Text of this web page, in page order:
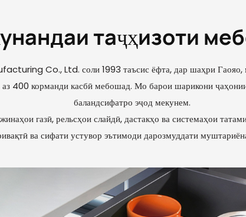
таҷҳизоти
Co., Ltd. соли 1993 таъсис ёфта, дар шаҳри Гаояо,
400 корманди касбӣ мебошад. Мо барои шарикони
баландсифатро эҷод мекунем.
газӣ, рельсҳои слайдӣ, дастакҳо ва системаҳои
ва сифати устувор эътимоди дарозмуддати